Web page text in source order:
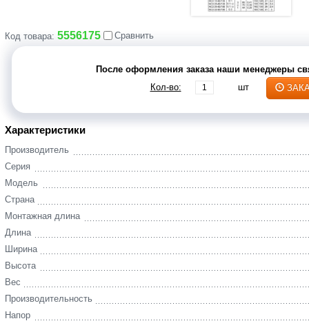
Код товара: 5556175 Сравнить
После оформления заказа наши менеджеры
Кол-во:
шт
Характеристики
Производитель
Серия
Модель
Страна
Монтажная длина
Длина
Ширина
Высота
Вес
Производительность
Напор